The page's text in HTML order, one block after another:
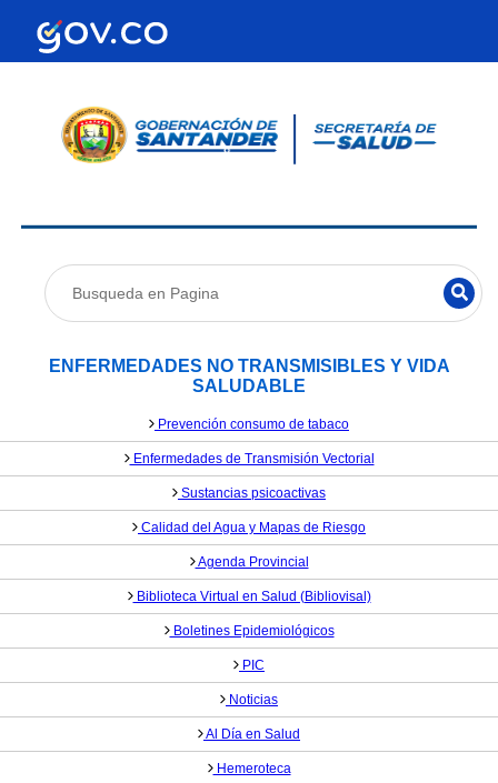
ENFERMEDADES NO TRANSMISIBLES Y VIDA
SALUDABLE
Prevención consumo de tabaco
Enfermedades de Transmisión Vectorial
Sustancias psicoactivas
Calidad del Agua y Mapas de Riesgo
Agenda Provincial
Biblioteca Virtual en Salud (Bibliovisal)
Boletines Epidemiológicos
PIC
Noticias
Al Día en Salud
Hemeroteca